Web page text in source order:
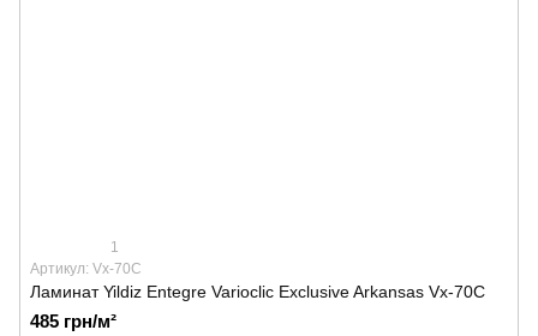
1
Артикул: Vx-70C
Ламинат Yildiz Entegre Varioclic Exclusive Arkansas Vx-70C
485 грн/м²